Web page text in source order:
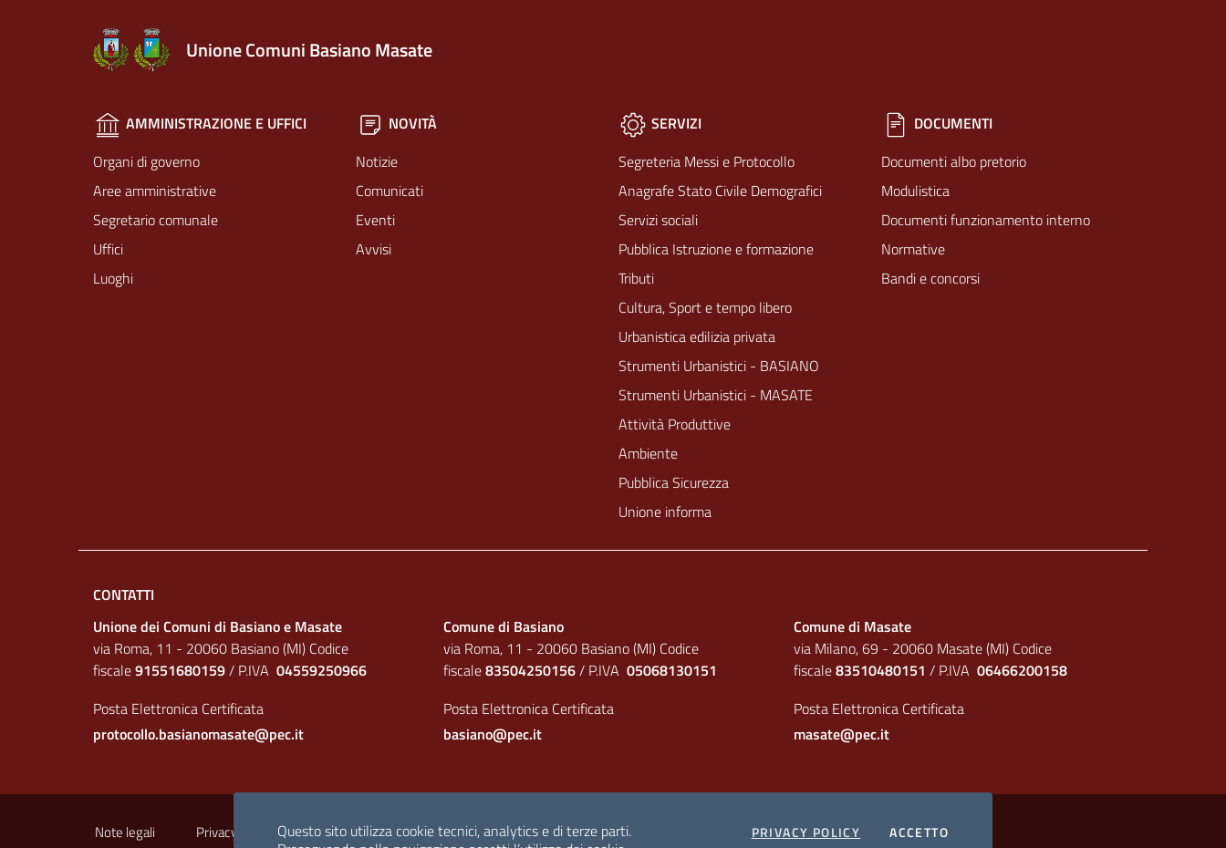
Questo sito utilizza cookie tecnici, analytics e di terze parti.
PRIVACY POLICY ACCETTOI COOKIES
Unione Comuni Basiano Masate
AMMINISTRAZIONE E UFFICI
Organi di governo
Aree amministrative
Segretario comunale
Uffici
Luoghi
NOVITÀ
Notizie
Comunicati
Eventi
Avvisi
SERVIZI
Segreteria Messi e Protocollo
Anagrafe Stato Civile Demografici
Servizi sociali
Pubblica Istruzione e formazione
Tributi
Cultura, Sport e tempo libero
Urbanistica edilizia privata
Strumenti Urbanistici - BASIANO
Strumenti Urbanistici - MASATE
Attività Produttive
Ambiente
Pubblica Sicurezza
Unione informa
DOCUMENTI
Documenti albo pretorio
Modulistica
Documenti funzionamento interno
Normative
Bandi e concorsi
CONTATTI
Unione dei Comuni di Basiano e Masate
via Roma, 11 - 20060 Basiano (MI) Codice
fiscale91551680159/ P.IVA 04559250966
Posta Elettronica Certificata
protocollo.basianomasate@pec.it
Comune di Basiano
via Roma, 11 - 20060 Basiano (MI) Codice
fiscale83504250156/ P.IVA 05068130151
Posta Elettronica Certificata
basiano@pec.it
Comune di Masate
via Milano, 69 - 20060 Masate (MI) Codice
fiscale83510480151 / P.IVA 06466200158
Posta Elettronica Certificata
masate@pec.it
Note legali Privacy policy Crediti Area amministrativa